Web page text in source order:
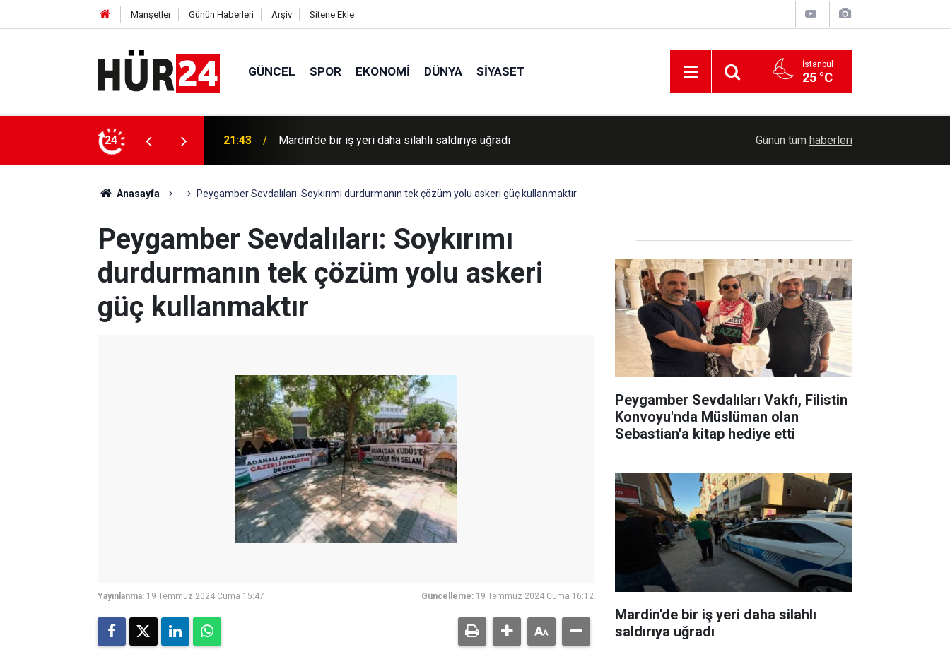
Manşetler Günün Haberleri Arşiv Sitene Ekle
GÜNCEL SPOR EKONOMI DÜNYA SIYASET İstanbul
25 °C
24
21:43 Mardin'de bir iş yeri daha silahlı saldırıya uğradı
21:08 İTTİHADUL ULEMA'dan İstanbul'da hafızlık merasimi Bakan Şimşek, Batman'da üç projenin açılışını
Günün tüm haberleri
Anasayfa Peygamber Sevdalıları: Soykırımı durdurmanın tek çözüm yolu askeri güç kullanmaktır
Peygamber Sevdalıları: Soykırımı
durdurmanın tek çözüm yolu askeri
güç kullanmaktır
Yayınlanma: 19 Temmuz 2024 Cuma 15:47 Güncelleme: 19 Temmuz 2024 Cuma 16:12
Peygamber Sevdalıları Vakfı, Filistin
Konvoyu'nda Müslüman olan
Sebastian'a kitap hediye etti
Mardin'de bir iş yeri daha silahlı
saldırıya uğradı